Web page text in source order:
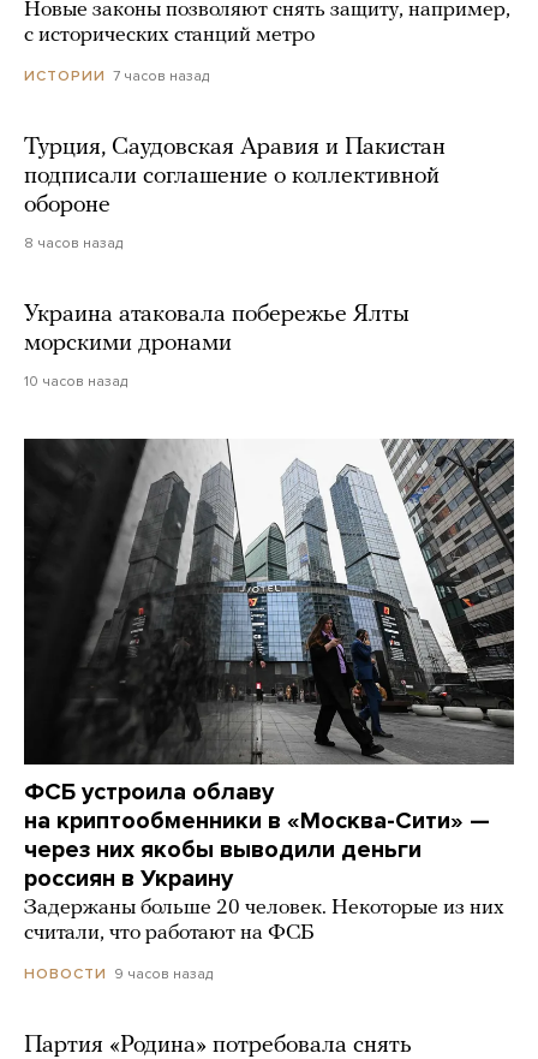
Новые законы позволяют снять защиту, например,
с исторических станций метро
ИСТОРИИ 7 часов назад
Турция, Саудовская Аравия и Пакистан
подписали соглашение о коллективной
обороне
8 часов назад
Украина атаковала побережье Ялты
морскими дронами
10 часов назад
ФСБ устроила облаву
на криптообменники в «Москва-Сити» —
через них якобы выводили деньги
россиян в Украину
Задержаны больше 20 человек. Некоторые из них
считали, что работают на ФСБ
НОВОСТИ 9 часов назад
Партия «Родина» потребовала снять